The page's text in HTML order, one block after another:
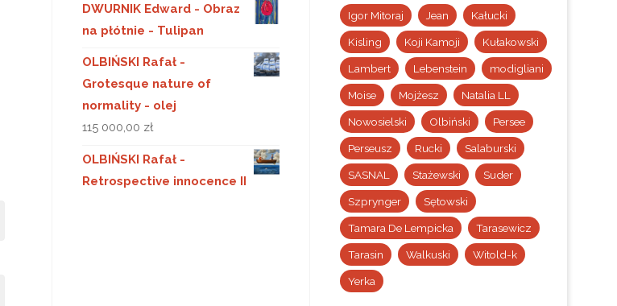
DWURNIK Edward - Obraz
na płótnie - Tulipan
OLBIŃSKI Rafał -
Grotesque nature of
normality - olej
115 000,00 zł
OLBIŃSKI Rafał -
Retrospective innocence II
Igor Mitoraj Jean Kałucki
Kisling Koji Kamoji Kułakowski
Lambert Lebenstein modigliani
Moise Mojżesz Natalia LL
Nowosielski Olbiński Persee
Perseusz Rucki Salaburski
SASNAL Stażewski Suder
Szprynger Sętowski
Tamara De Lempicka Tarasewicz
Tarasin Walkuski Witold-k
Yerka